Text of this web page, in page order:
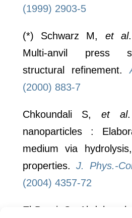
(1999) 2903-5
(*) Schwarz M, et al
Multi-anvil press
structural refinement.
(2000) 883-7
Chkoundali S,et al
nanoparticles :
medium via
properties. J. Phys.-
(2004) 4357-72
El-Borgi S,
99 av. Jean-Baptiste Clément
93430 Villetaneuse
Le laboratoire
Recherche
Offres d’emploi